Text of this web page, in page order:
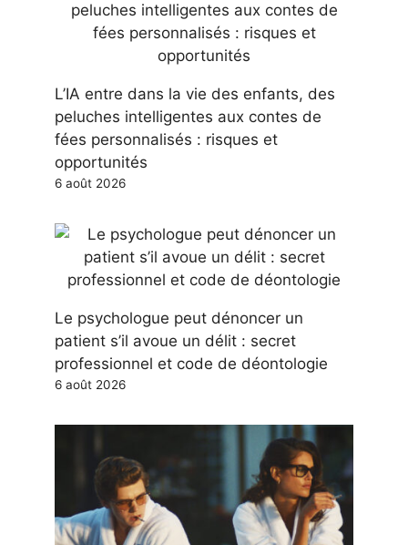
L’IA entre dans la vie des enfants, des
peluches intelligentes aux contes de
fées personnalisés : risques et
opportunités
6 août 2026
Le psychologue peut dénoncer un
patient s’il avoue un délit : secret
professionnel et code de déontologie
6 août 2026